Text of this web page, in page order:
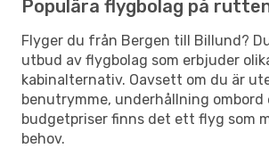
Populära flygbolag på
Flyger du från Bergen till Billund?
utbud av flygbolag som erbjuder
kabinalternativ. Oavsett om du är
benutrymme, underhållning ombord
budgetpriser finns det ett flyg som
behov.